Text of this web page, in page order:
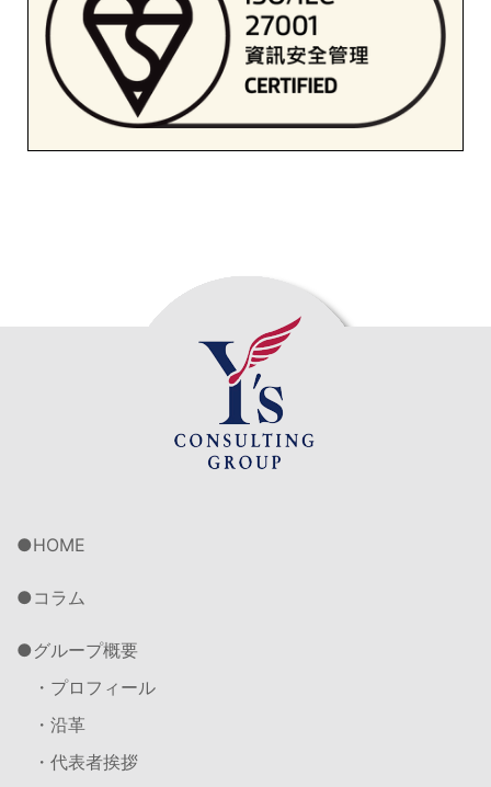
HOME
コラム
グループ概要
・プロフィール
・沿革
・代表者挨拶